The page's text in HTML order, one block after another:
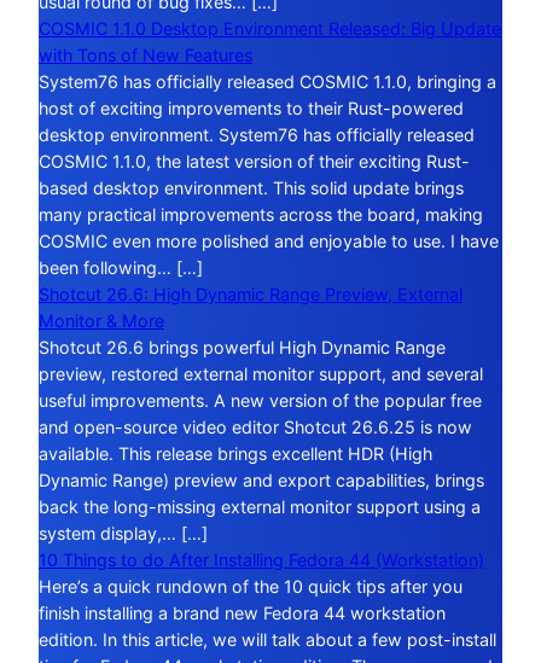
COSMIC 1.1.0 Desktop Environment Released: Big Update
with Tons of New Features
System76 has officially released COSMIC 1.1.0, bringing a
host of exciting improvements to their Rust-powered
desktop environment. System76 has officially released
COSMIC 1.1.0, the latest version of their exciting Rust-
based desktop environment. This solid update brings
many practical improvements across the board, making
COSMIC even more polished and enjoyable to use. I have
been following… […]
Shotcut 26.6: High Dynamic Range Preview, External
Monitor & More
Shotcut 26.6 brings powerful High Dynamic Range
preview, restored external monitor support, and several
useful improvements. A new version of the popular free
and open-source video editor Shotcut 26.6.25 is now
available. This release brings excellent HDR (High
Dynamic Range) preview and export capabilities, brings
back the long-missing external monitor support using a
system display,… […]
10 Things to do After Installing Fedora 44 (Workstation)
Here’s a quick rundown of the 10 quick tips after you
finish installing a brand new Fedora 44 workstation
edition. In this article, we will talk about a few post-install